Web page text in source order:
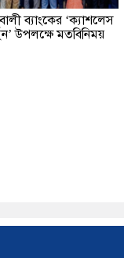
ব্যাংকের ‘ক্যাশলেস
উপলক্ষে মতবিনিময়